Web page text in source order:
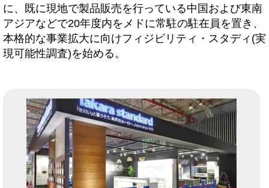
に、既に現地で製品販売を行っている中国および東南
アジアなどで20年度内をメドに常駐の駐在員を置き、
本格的な事業拡大に向けフィジビリティ・スタディ(実
現可能性調査)を始める。